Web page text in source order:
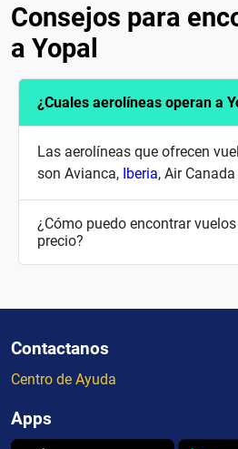
Consejos para
a Yopal
¿Cuales aerolíneas operan a
Las aerolíneas que ofrecen
son Avianca, Iberia, Air
¿Cómo puedo encontrar
precio?
Contactanos
Centro de Ayuda
Apps